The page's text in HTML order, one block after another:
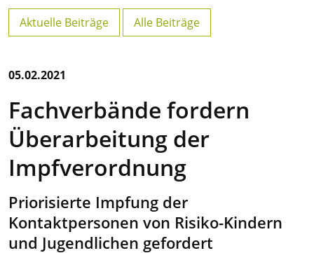
Aktuelle Beiträge Alle Beiträge
05.02.2021
Fachverbände fordern
Überarbeitung der
Impfverordnung
Priorisierte Impfung der
Kontaktpersonen von Risiko-Kindern
und Jugendlichen gefordert